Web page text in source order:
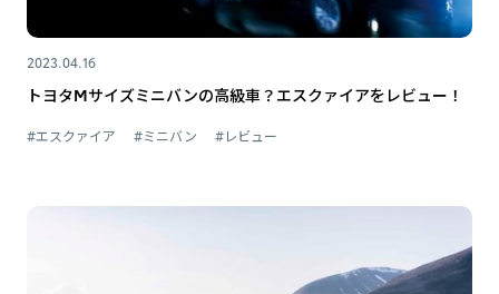
2023.04.16
トヨタMサイズミニバンの高級車？エスクァイアをレビュー！
#エスクァイア #ミニバン #レビュー